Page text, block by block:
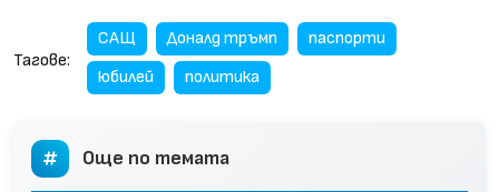
Тагове:
САЩ Доналд тръмп
паспорти
юбилей
политика
Още по темата